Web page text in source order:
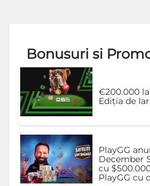
Bonusuri si
€200.000
Ediția de
PlayGG
December
cu
PlayGG cu